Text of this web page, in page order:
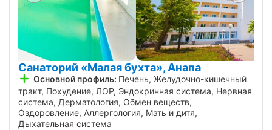
Санаторий «Малая бухта», Анапа
Основной профиль: Печень, Желудочно-кишечный
тракт, Похудение, ЛОР, Эндокринная система, Нервная
система, Дерматология, Обмен веществ,
Оздоровление, Аллергология, Мать и дитя,
Дыхательная система